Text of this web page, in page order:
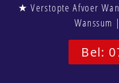
★ Verstopte Afvoer
Bel: